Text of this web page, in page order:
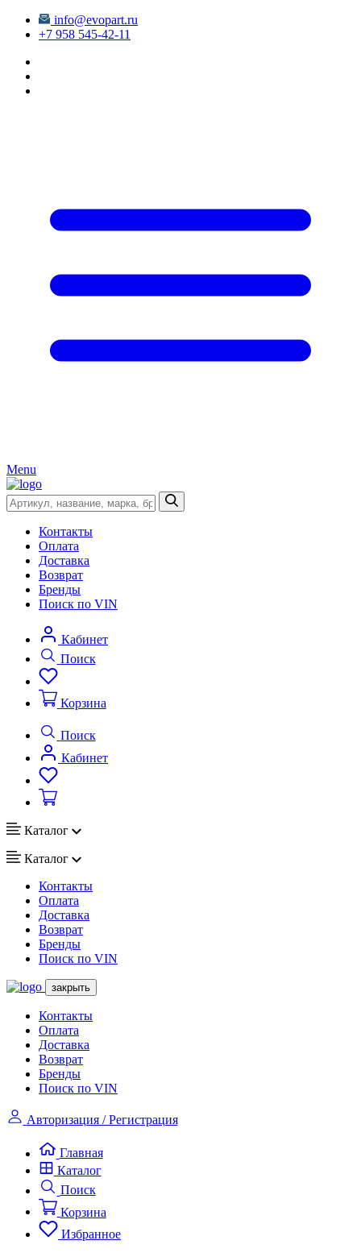
info@evopart.ru
+7 958 545-42-11
Menu
Контакты
Оплата
Доставка
Возврат
Бренды
Поиск по VIN
Кабинет
Поиск
Корзина
Поиск
Кабинет
Каталог
Каталог
Контакты
Оплата
Доставка
Возврат
Бренды
Поиск по VIN
закрыть
Контакты
Оплата
Доставка
Возврат
Бренды
Поиск по VIN
Авторизация / Регистрация
Главная
Каталог
Поиск
Корзина
Избранное